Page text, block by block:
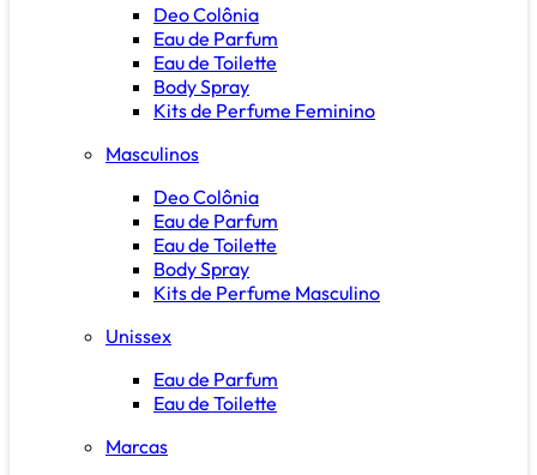
Deo Colônia
Eau de Parfum
Eau de Toilette
Body Spray
Kits de Perfume Feminino
Masculinos
Deo Colônia
Eau de Parfum
Eau de Toilette
Body Spray
Kits de Perfume Masculino
Unissex
Eau de Parfum
Eau de Toilette
Marcas